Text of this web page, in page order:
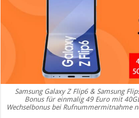
Samsung Galaxy Z Flip6 & Samsung
Bonus für einmalig 49 Euro mit
Wechselbonus bei Rufnummermitnahme